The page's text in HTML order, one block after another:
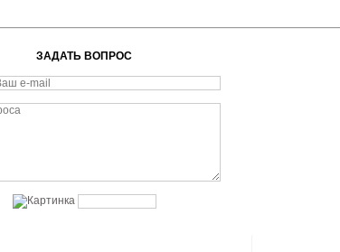
ЗАДАТЬ ВОПРОС